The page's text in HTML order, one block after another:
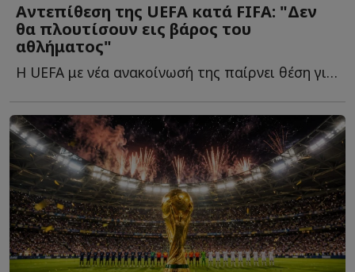
Αντεπίθεση της UEFA κατά FIFA: "Δεν
θα πλουτίσουν εις βάρος του
αθλήματος"
Η UEFA με νέα ανακοίνωσή της παίρνει θέση για τη διορία π...